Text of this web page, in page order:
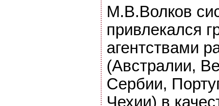
М.В.Волков
привлекался
агентствами
(Австралии,
Сербии,
Чехии) в